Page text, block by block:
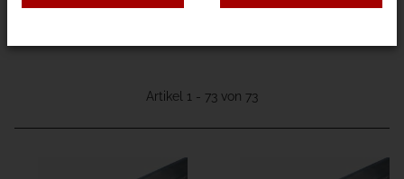
Artikel 1 - 73 von 73